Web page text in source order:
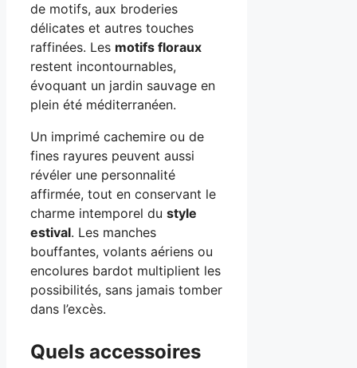
de motifs, aux broderies
délicates et autres touches
raffinées. Les motifs floraux
restent incontournables,
évoquant un jardin sauvage en
plein été méditerranéen.
Un imprimé cachemire ou de
fines rayures peuvent aussi
révéler une personnalité
affirmée, tout en conservant le
charme intemporel du style
estival. Les manches
bouffantes, volants aériens ou
encolures bardot multiplient les
possibilités, sans jamais tomber
dans l’excès.
Quels accessoires